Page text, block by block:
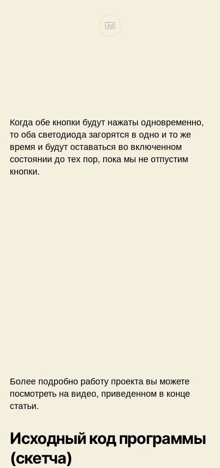
Ad
Когда обе кнопки будут нажаты одновременно,
то оба светодиода загорятся в одно и то же
время и будут оставаться во включенном
состоянии до тех пор, пока мы не отпустим
кнопки.
Более подробно работу проекта вы можете
посмотреть на видео, приведенном в конце
статьи.
Исходный код программы
(скетча)